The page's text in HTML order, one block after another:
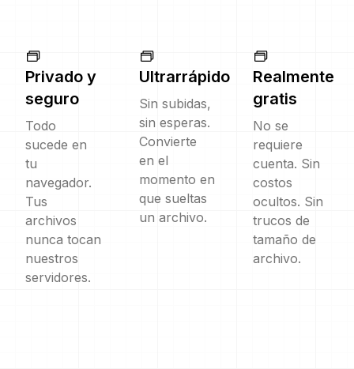
Privado y
seguro
Todo
sucede en
tu
navegador.
Tus
archivos
nunca tocan
nuestros
servidores.
Ultrarrápido
Sin subidas,
sin esperas.
Convierte
en el
momento en
que sueltas
un archivo.
Realmente
gratis
No se
requiere
cuenta. Sin
costos
ocultos. Sin
trucos de
tamaño de
archivo.